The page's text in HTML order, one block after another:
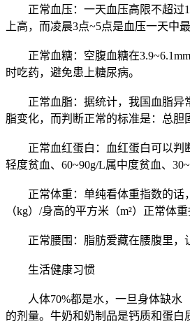
正常血压：一天血压高限不超过
上高，而凌晨3点~5点是血压一天中
正常血糖：空腹血糖在
时吃药，避免患上糖尿病。
正常血脂：据统计，我国血脂异常
脂变化，而判断正常的标准是：总胆
正常血红蛋白：血红蛋白可以判断
轻度贫血、60~90g/L属中度贫血、
正常体重：单纯看体重指数的话，
（kg）/身高的平方米（m²）正常体
正常腰围：脂肪爱藏在腰腹里，让
生活健康习惯
人体70%都是水，一旦身体缺水（
的剂量。牛奶和奶制品是钙质和蛋白